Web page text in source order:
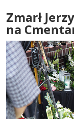
Zmarł
na